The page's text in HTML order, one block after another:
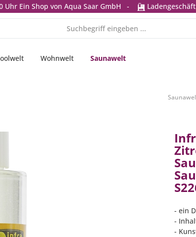
Uhr Ein Shop von Aqua Saar GmbH -
Wohnwelt Saunawelt
- ein
-
-